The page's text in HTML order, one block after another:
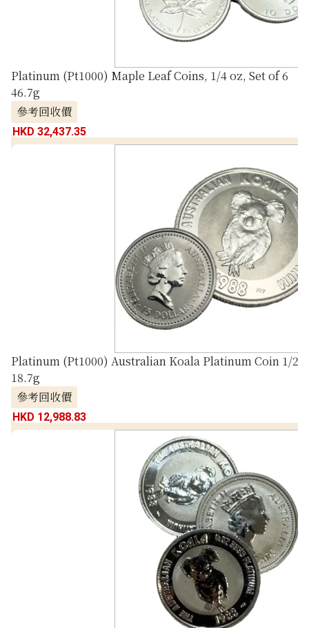
Platinum (Pt1000) Maple Leaf Coins, 1/4 oz, Set of 6
46.7g
參考回收價
HKD 32,437.35
Platinum (Pt1000) Australian Koala Platinum Coin 1/2
18.7g
參考回收價
HKD 12,988.83